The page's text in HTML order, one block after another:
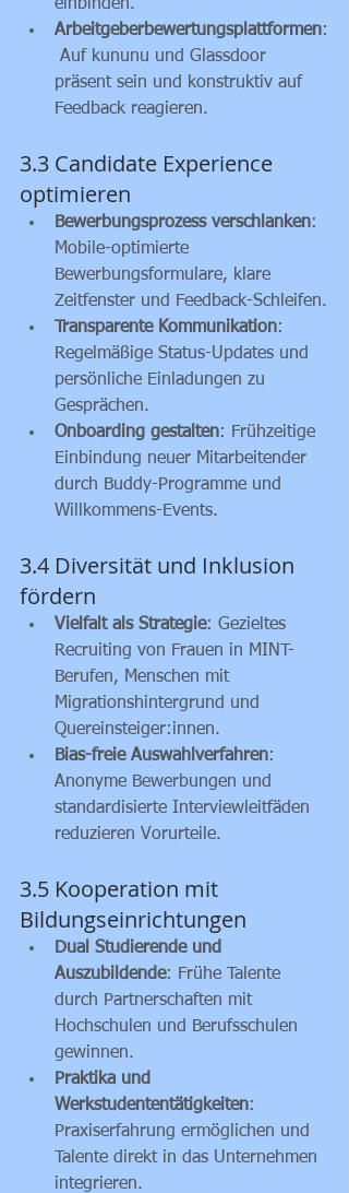
einbinden.
Arbeitgeberbewertungsplattformen:
Auf kununu und Glassdoor
präsent sein und konstruktiv auf
Feedback reagieren.
3.3 Candidate Experience
optimieren
Bewerbungsprozess verschlanken:
Mobile-optimierte
Bewerbungsformulare, klare
Zeitfenster und Feedback-Schleifen.
Transparente Kommunikation:
Regelmäßige Status-Updates und
persönliche Einladungen zu
Gesprächen.
Onboarding gestalten: Frühzeitige
Einbindung neuer Mitarbeitender
durch Buddy-Programme und
Willkommens-Events.
3.4 Diversität und Inklusion
fördern
Vielfalt als Strategie: Gezieltes
Recruiting von Frauen in MINT-
Berufen, Menschen mit
Migrationshintergrund und
Quereinsteiger:innen.
Bias-freie Auswahlverfahren:
Anonyme Bewerbungen und
standardisierte Interviewleitfäden
reduzieren Vorurteile.
3.5 Kooperation mit
Bildungseinrichtungen
Dual Studierende und
Auszubildende: Frühe Talente
durch Partnerschaften mit
Hochschulen und Berufsschulen
gewinnen.
Praktika und
Werkstudententätigkeiten:
Praxiserfahrung ermöglichen und
Talente direkt in das Unternehmen
integrieren.